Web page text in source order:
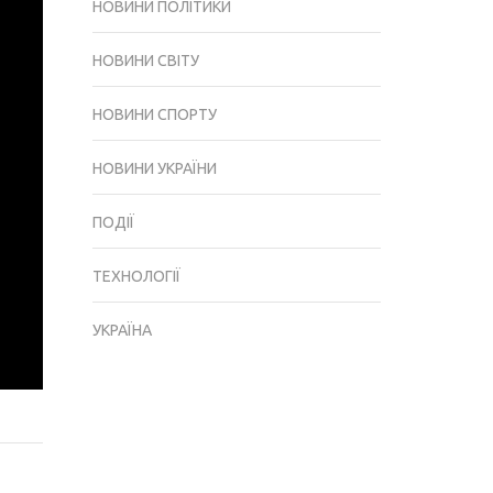
НОВИНИ ПОЛІТИКИ
НОВИНИ СВІТУ
НОВИНИ СПОРТУ
НОВИНИ УКРАЇНИ
ПОДІЇ
ТЕХНОЛОГІЇ
УКРАЇНА